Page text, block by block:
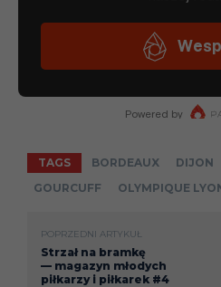
TAGS BORDEAUX DIJON
GOURCUFF
OLYMPIQUE
POPRZEDNI ARTYKUŁ
Strzał na bramkę
— magazyn młodych
piłkarzy i piłkarek #4